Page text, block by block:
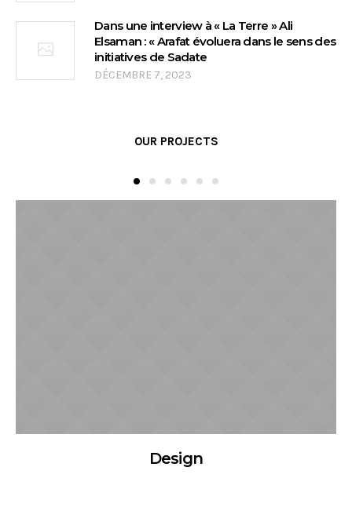
Dans une interview à « La Terre » Ali
Elsaman : « Arafat évoluera dans le sens des
initiatives de Sadate
DÉCEMBRE 7, 2023
OUR PROJECTS
Design